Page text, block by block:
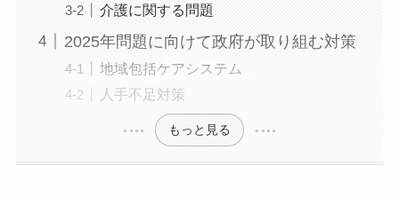
介護に関する問題
2025年問題に向けて政府が取り組む対策
地域包括ケアシステム
人手不足対策
もっと見る